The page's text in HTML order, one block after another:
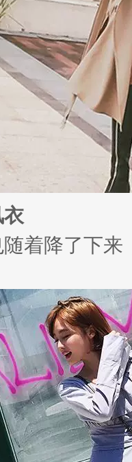
铺满5个梵蒂
家专门做大